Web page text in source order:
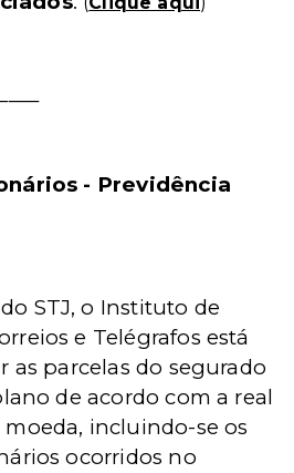
- Previdência
STJ, o Instituto de
e Telégrafos está
as parcelas do segurado
de acordo com a real
incluindo-se os
ocorridos no